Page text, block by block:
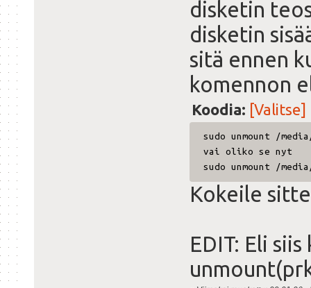
disketin
disketin
sitä ennen
komennon
Koodia: [Valitse]
sudo unmount /
vai oliko se nyt
sudo unmount /
Kokeile
EDIT: Eli